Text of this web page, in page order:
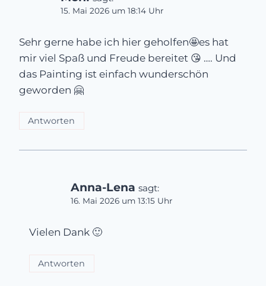
15. Mai 2026 um 18:14 Uhr
Sehr gerne habe ich hier geholfen🤩es hat
mir viel Spaß und Freude bereitet 😘 …. Und
das Painting ist einfach wunderschön
geworden 🤗
Antworten
Anna-Lena sagt:
16. Mai 2026 um 13:15 Uhr
Vielen Dank 🙂
Antworten